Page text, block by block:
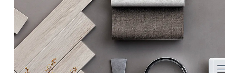
Beha Classic HC 5 Hvit
Beha Classic HC 10 Hvit
Beha Classic HC 15 Hvit
Beha Classic HC 20 Hvit
Smartovner med glassfront
PGV 4 Wi-Fi
PGV 6 Wi-Fi